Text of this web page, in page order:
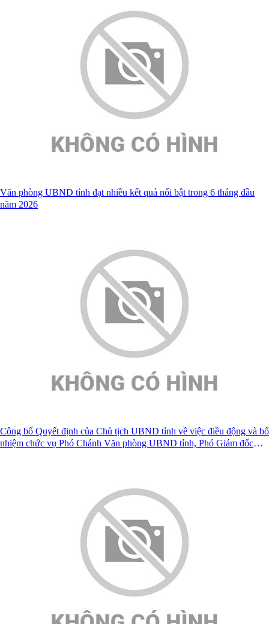
Văn phòng UBND tỉnh đạt nhiều kết quả nổi bật trong 6 tháng đầu
năm 2026
Công bố Quyết định của Chủ tịch UBND tỉnh về việc điều động và bổ
nhiệm chức vụ Phó Chánh Văn phòng UBND tỉnh, Phó Giám đốc